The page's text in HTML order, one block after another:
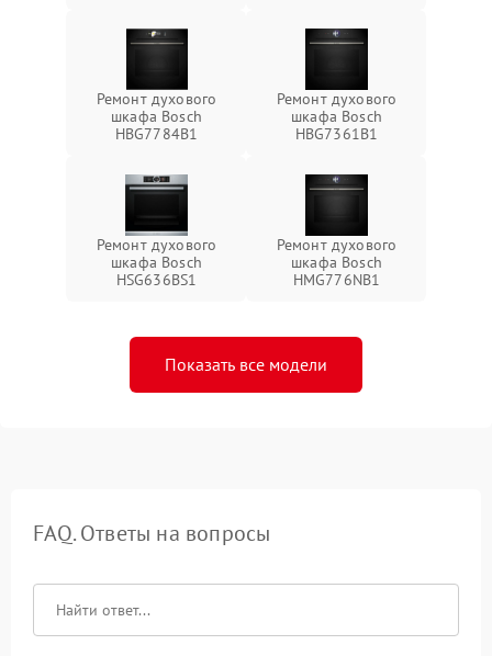
Ремонт духового
шкафа Bosch
HBG7784B1
Ремонт духового
шкафа Bosch
HBG7361B1
Ремонт духового
шкафа Bosch
HSG636BS1
Ремонт духового
шкафа Bosch
HMG776NB1
Показать все модели
FAQ. Ответы на вопросы